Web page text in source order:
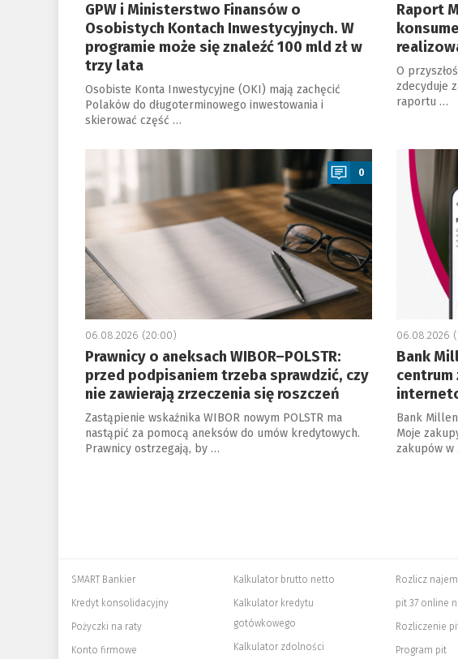
GPW i Ministerstwo Finansów o
Osobistych Kontach Inwestycyjnych. W
programie może się znaleźć 100 mld zł w
trzy lata
Osobiste Konta Inwestycyjne (OKI) mają zachęcić
Polaków do długoterminowego inwestowania i
skierować część …
Raport
O
zdecyduje
raportu …
a
0
06.08.2026 (20:00)
Prawnicy o aneksach WIBOR–POLSTR:
przed podpisaniem trzeba sprawdzić, czy
nie zawierają zrzeczenia się roszczeń
Zastąpienie wskaźnika WIBOR nowym POLSTR ma
nastąpić za pomocą aneksów do umów kredytowych.
Prawnicy ostrzegają, by …
06.08.2026
Bank
centrum
Bank
Moje
zakupów w
SMART Bankier
Kredyt konsolidacyjny
Pożyczki na raty
Konto firmowe
Kalkulator brutto netto
Kalkulator kredytu
gotówkowego
Kalkulator zdolności
Rozlicz najem
pit 37 online
Rozliczenie
Program pit